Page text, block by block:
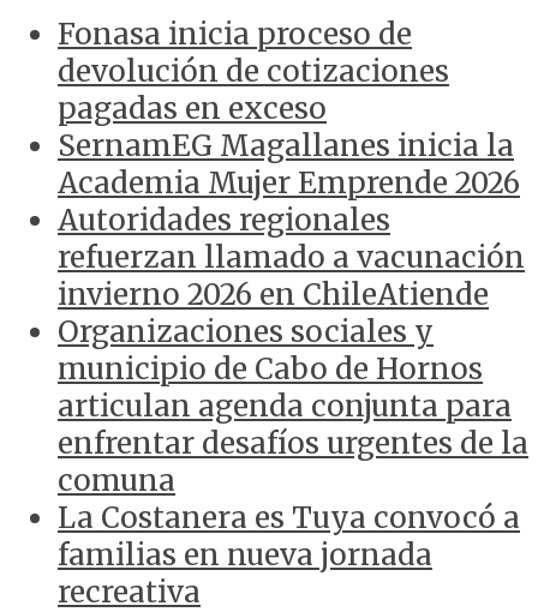
Fonasa inicia proceso de
devolución de cotizaciones
pagadas en exceso
SernamEG Magallanes inicia la
Academia Mujer Emprende 2026
Autoridades regionales
refuerzan llamado a vacunación
invierno 2026 en ChileAtiende
Organizaciones sociales y
municipio de Cabo de Hornos
articulan agenda conjunta para
enfrentar desafíos urgentes de la
comuna
La Costanera es Tuya convocó a
familias en nueva jornada
recreativa